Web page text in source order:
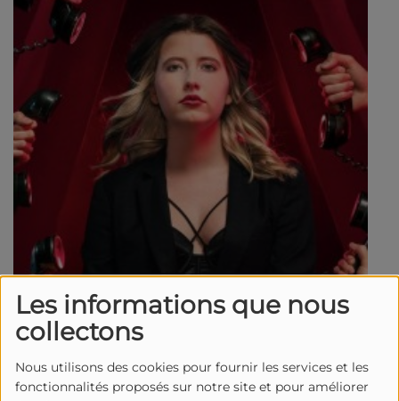
Les informations que nous
collectons
Nous utilisons des cookies pour fournir les services et les
fonctionnalités proposés sur notre site et pour améliorer